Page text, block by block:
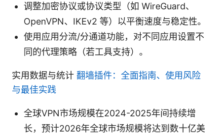
调整加密协议或协议类型（如 WireGuard、
OpenVPN、IKEv2 等）以平衡速度与稳定性。
使用应用分流/分通道功能，对不同应用设置不
同的代理策略（若工具支持）。
实用数据与统计 翻墙插件：全面指南、使用风险
与最佳实践
全球VPN市场规模在2024-2025年间持续增
长，预计2026年全球市场规模将达到数十亿美